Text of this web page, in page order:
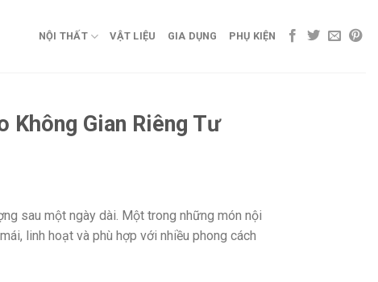
NỘI THẤT VẬT LIỆU GIA DỤNG PHỤ KIỆN
Không Gian Riêng Tư
sau một ngày dài. Một trong những món nội
linh hoạt và phù hợp với nhiều phong cách